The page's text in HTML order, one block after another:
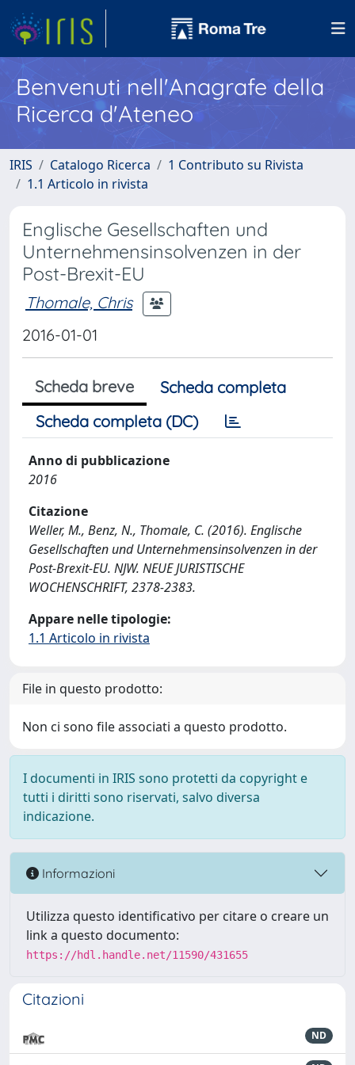
Benvenuti nell'Anagrafe della
Ricerca d'Ateneo
IRIS Catalogo Ricerca
1 Contributo su Rivista
1.1 Articolo in rivista
Englische Gesellschaften und
Unternehmensinsolvenzen in der
Post-Brexit-EU
Thomale, Chris
2016-01-01
Scheda breve
Scheda completa
Scheda completa (DC)
Anno di pubblicazione
2016
Citazione
Weller, M., Benz, N., Thomale, C. (2016). Englische
Gesellschaften und Unternehmensinsolvenzen in der
Post-Brexit-EU. NJW. NEUE JURISTISCHE
WOCHENSCHRIFT, 2378-2383.
Appare nelle tipologie:
1.1 Articolo in rivista
File in questo prodotto:
Non ci sono file associati a questo prodotto.
I documenti in IRIS sono protetti da copyright e
tutti i diritti sono riservati, salvo diversa
indicazione.
Informazioni
Utilizza questo identificativo per citare o creare un
link a questo documento:
https://hdl.handle.net/11590/431655
Citazioni
ND